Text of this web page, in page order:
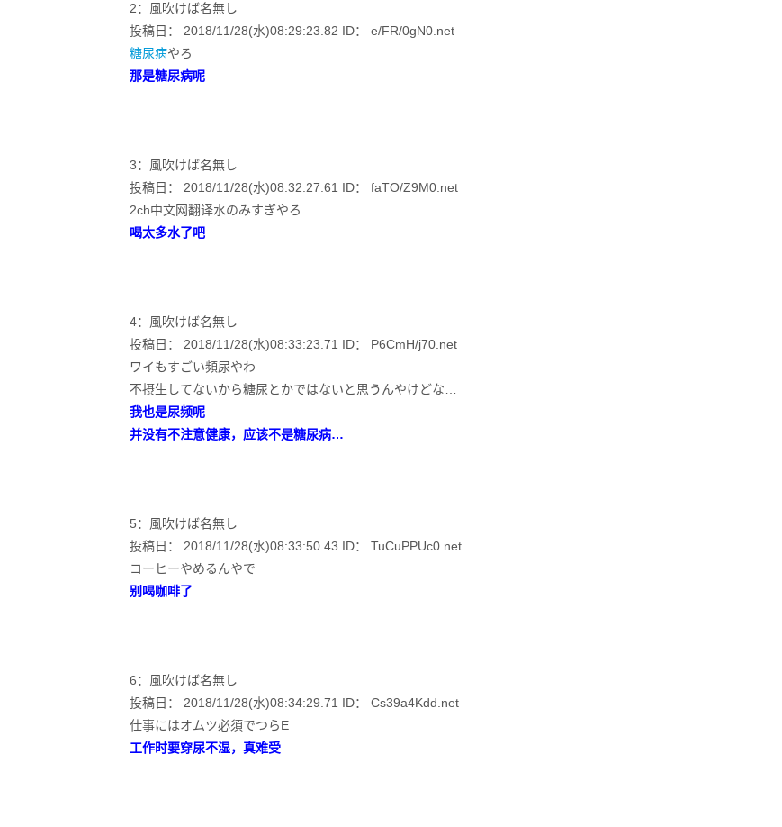
2：風吹けば名無し
投稿日： 2018/11/28(水)08:29:23.82 ID： e/FR/0gN0.net
糖尿病やろ
那是糖尿病呢
3：風吹けば名無し
投稿日： 2018/11/28(水)08:32:27.61 ID： faTO/Z9M0.net
2ch中文网翻译水のみすぎやろ
喝太多水了吧
4：風吹けば名無し
投稿日： 2018/11/28(水)08:33:23.71 ID： P6CmH/j70.net
ワイもすごい頻尿やわ
不摂生してないから糖尿とかではないと思うんやけどな…
我也是尿频呢
并没有不注意健康，应该不是糖尿病…
5：風吹けば名無し
投稿日： 2018/11/28(水)08:33:50.43 ID： TuCuPPUc0.net
コーヒーやめるんやで
别喝咖啡了
6：風吹けば名無し
投稿日： 2018/11/28(水)08:34:29.71 ID： Cs39a4Kdd.net
仕事にはオムツ必須でつらE
工作时要穿尿不湿，真难受